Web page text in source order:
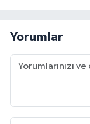
Yorumlar